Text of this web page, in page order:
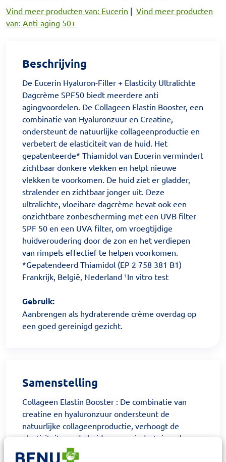
Vind meer producten van: Eucerin | Vind meer producten
van: Anti-aging 50+
Beschrijving
De Eucerin Hyaluron-Filler + Elasticity Ultralichte
Dagcrème SPF50 biedt meerdere anti
agingvoordelen. De Collageen Elastin Booster, een
combinatie van Hyaluronzuur en Creatine,
ondersteunt de natuurlijke collageenproductie en
verbetert de elasticiteit van de huid. Het
gepatenteerde* Thiamidol van Eucerin vermindert
zichtbaar donkere vlekken en helpt nieuwe
vlekken te voorkomen. De huid ziet er gladder,
stralender en zichtbaar jonger uit. Deze
ultralichte, vloeibare dagcrème bevat ook een
onzichtbare zonbescherming met een UVB filter
SPF 50 en een UVA filter, om vroegtijdige
huidveroudering door de zon en het verdiepen
van rimpels effectief te helpen voorkomen.
*Gepatendeerd Thiamidol (EP 2 758 381 B1)
Frankrijk, België, Nederland ¹In vitro test
Gebruik:
Aanbrengen als hydraterende crème overdag op
een goed gereinigd gezicht.
Samenstelling
Collageen Elastin Booster : De combinatie van
creatine en hyaluronzuur ondersteunt de
natuurlijke collageenproductie, verhoogt de
elasticiteit van de huid en vermindert rimpels.
UVA bescherming SPF 50: Voorkomt